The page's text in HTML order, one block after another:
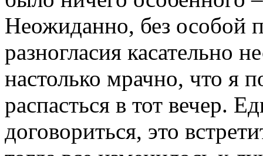
Неожиданно, без особой
разногласия касательно
настолько мрачно, что я
распасться в тот вечер.
договориться, это